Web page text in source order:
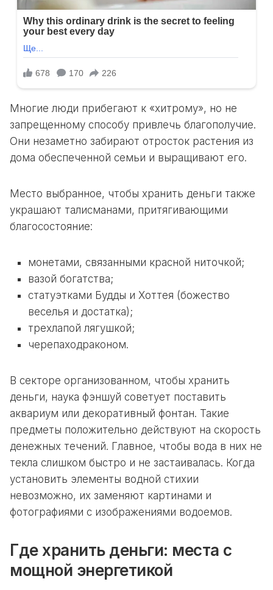
Многие люди прибегают к «хитрому», но не
запрещенному способу привлечь благополучие.
Они незаметно забирают отросток растения из
дома обеспеченной семьи и выращивают его.
Место выбранное, чтобы хранить деньги также
украшают талисманами, притягивающими
благосостояние:
монетами, связанными красной ниточкой;
вазой богатства;
статуэтками Будды и Хоттея (божество
веселья и достатка);
трехлапой лягушкой;
черепаходраконом.
В секторе организованном, чтобы хранить
деньги, наука фэншуй советует поставить
аквариум или декоративный фонтан. Такие
предметы положительно действуют на скорость
денежных течений. Главное, чтобы вода в них не
текла слишком быстро и не застаивалась. Когда
установить элементы водной стихии
невозможно, их заменяют картинами и
фотографиями с изображениями водоемов.
Где хранить деньги: места с
мощной энергетикой